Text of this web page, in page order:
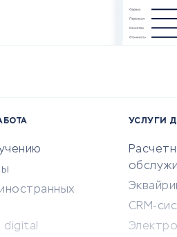
digital
УСЛУГИ
CRM-